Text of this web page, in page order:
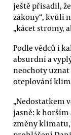
ještě přisadil,
zákony“, kvůli
„kácet stromy,
Podle vědců i
absurdní a
neochoty
oteplování
„Nedostatkem
jasně: k
změny